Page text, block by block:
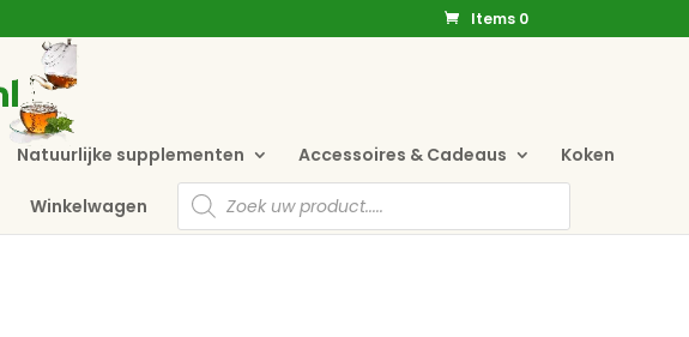
Items 0
Natuurlijke supplementen Accessoires & Cadeaus Koken
Winkelwagen
Producten
zoeken